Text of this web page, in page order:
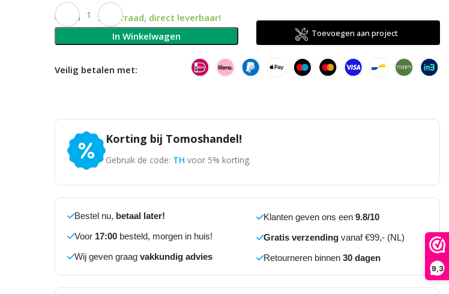
9,3
Op voorraad, direct leverbaar!
In Winkelwagen
Toevoegen aan project
Veilig betalen met:
Korting bij Tomoshandel!
Gebruik de code: TH voor 5% korting.
Bestel nu, betaal later!
Voor 17:00besteld, morgen in huis!
Wij geven graag vakkundig advies
Klanten geven ons een 9.8/10
Gratis verzendingvanaf €99,- (NL)
Retourneren binnen 30 dagen